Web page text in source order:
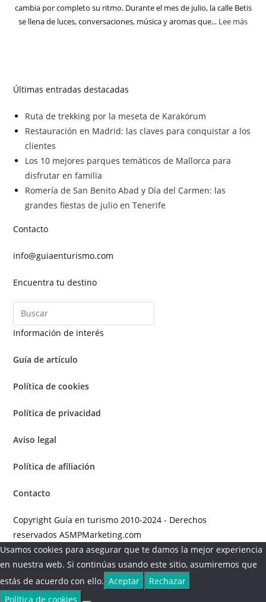
cambia por completo su ritmo. Durante el mes de julio, la calle Betis
se llena de luces, conversaciones, música y aromas que... Lee más
Últimas entradas destacadas
Ruta de trekking por la meseta de Karakórum
Restauración en Madrid: las claves para conquistar a los
clientes
Los 10 mejores parques temáticos de Mallorca para
disfrutar en familia
Romería de San Benito Abad y Día del Carmen: las
grandes fiestas de julio en Tenerife
Contacto
info@guiaenturismo.com
Encuentra tu destino
Información de interés
Guía de artículo
Política de cookies
Política de privacidad
Aviso legal
Política de afiliación
Contacto
Copyright Guía en turismo 2010-2024 - Derechos
reservados ASMPMarketing.com
Usamos cookies para asegurar que te damos la mejor experiencia
en nuestra web. Si continúas usando este sitio, asumiremos que
estás de acuerdo con ello. Aceptar
Rechazar
Política de cookies